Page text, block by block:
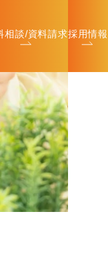
相談/資料請求採用情報